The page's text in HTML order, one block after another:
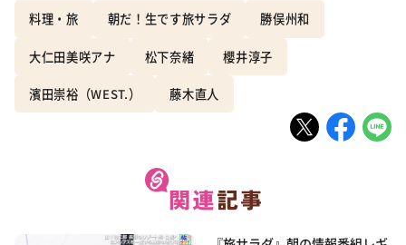
料理・旅 朝だ！生です旅サラダ 勝俣州和
大仁田美咲アナ 松下奈緒 櫻井淳子
濱田崇裕（WEST.） 藤木直人